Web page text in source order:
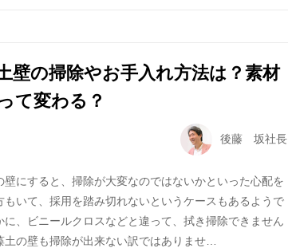
壁の掃除やお手入れ方法は？素材
て変わる？
後藤 坂社長
壁にすると、掃除が大変なのではないかといった心配を
もいて、採用を踏み切れないというケースもあるようで
に、ビニールクロスなどと違って、拭き掃除できません
土の壁も掃除が出来ない訳ではありませ…